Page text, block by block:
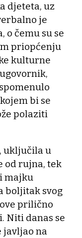
djeteta, uz
je
o čemu su se
priopćenju
kulturne
bi se
polaziti
uključila u
od rujna, tek
majku
boljitak svog
prilično
Niti danas se
na